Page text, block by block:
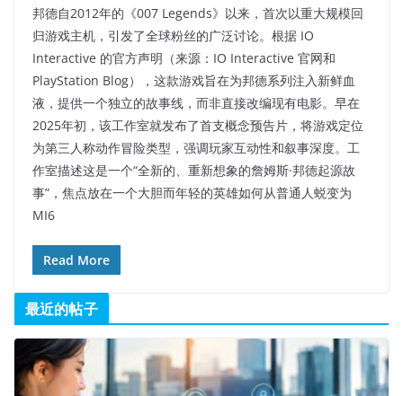
邦德自2012年的《007 Legends》以来，首次以重大规模回
归游戏主机，引发了全球粉丝的广泛讨论。根据 IO
Interactive 的官方声明（来源：IO Interactive 官网和
PlayStation Blog），这款游戏旨在为邦德系列注入新鲜血
液，提供一个独立的故事线，而非直接改编现有电影。早在
2025年初，该工作室就发布了首支概念预告片，将游戏定位
为第三人称动作冒险类型，强调玩家互动性和叙事深度。工
作室描述这是一个“全新的、重新想象的詹姆斯·邦德起源故
事”，焦点放在一个大胆而年轻的英雄如何从普通人蜕变为
MI6
Read More
最近的帖子